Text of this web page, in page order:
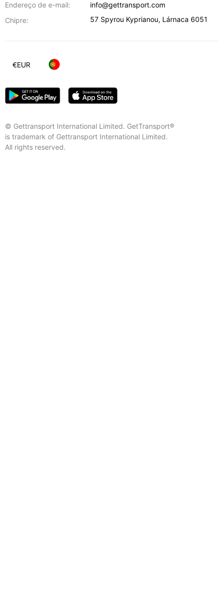
Endereço de e-mail:
info@gettransport.com
Chipre:
57 Spyrou Kyprianou, Lárnaca 6051
© Gettransport International Limited. GetTransport®
is trademark of Gettransport International Limited.
All rights reserved.
€EUR